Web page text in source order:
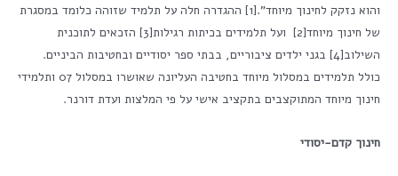
והוא נזקק לחינוך מיוחד".[1] ההגדרה חלה על תלמיד שזוהה כלומד במסגרת
של חינוך מיוחד[2] ועל תלמידים בכיתות רגילות[3] הזכאים לתוכנית
השילוב[4] בגני ילדים ציבוריים, בבתי ספר יסודיים ובחטיבות הביניים.
כולל תלמידים במסלול מיוחד בחטיבה העליונה שאושרו במסלול 07 ותלמידי
חינוך מיוחד המתוקצבים בתקציב אישי על פי המלצות ועדת דורנר.
חינוך קדם-יסודי